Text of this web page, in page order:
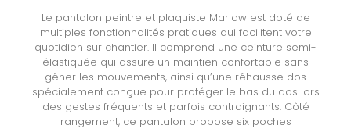
Le pantalon peintre et plaquiste Marlow est doté de
multiples fonctionnalités pratiques qui facilitent votre
quotidien sur chantier. Il comprend une ceinture semi-
élastiquée qui assure un maintien confortable sans
gêner les mouvements, ainsi qu’une réhausse dos
spécialement conçue pour protéger le bas du dos lors
des gestes fréquents et parfois contraignants. Côté
rangement, ce pantalon propose six poches